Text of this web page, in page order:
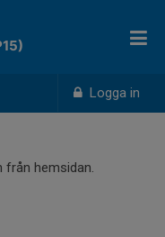
Logga in
från hemsidan.